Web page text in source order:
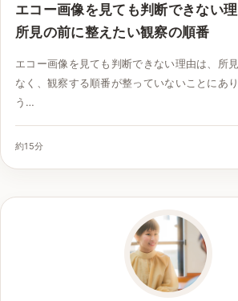
エコー画像を見ても判断できない
所見の前に整えたい観察の順番
エコー画像を見ても判断できない理由は、所
なく、観察する順番が整っていないことにあ
う…
約15分